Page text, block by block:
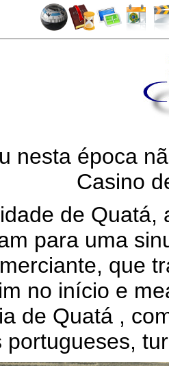
nesta época
Casino
de Quatá,
para uma
que
no início e
de Quatá ,
portugueses,